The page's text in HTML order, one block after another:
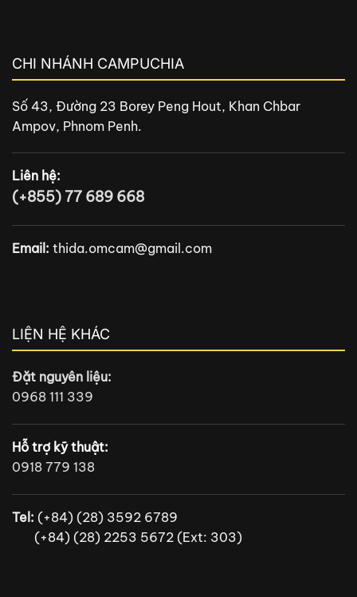
CHI NHÁNH CAMPUCHIA
Số 43, Đường 23 Borey Peng Hout, Khan Chbar
Ampov, Phnom Penh.
Liên hệ:
(+855) 77 689 668
Email: thida.omcam@gmail.com
LIỆN HỆ KHÁC
Đặt nguyên liệu:
0968 111 339
Hỗ trợ kỹ thuật:
0918 779 138
Tel: (+84) (28) 3592 6789
(+84) (28) 2253 5672 (Ext: 303)